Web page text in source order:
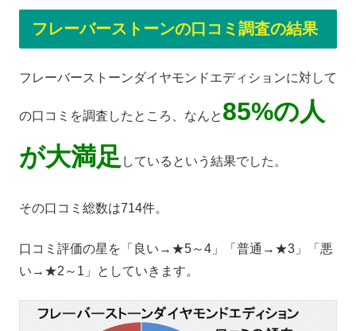
フレーバーストーンの口コミ調査の結果
フレーバーストーンダイヤモンドエディションに対して
の口コミを調査したところ、なんと 85%の人
が大満足 しているという結果でした。
その口コミ総数は714件。
口コミ評価の星を「良い→★5～4」「普通→★3」「悪
い→★2～1」としていきます。